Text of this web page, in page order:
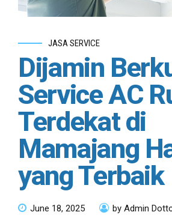
JASA SERVICE
Dijamin
Service AC
Terdekat di
Mamajang
yang Terbaik
June 18, 2025 by Admin